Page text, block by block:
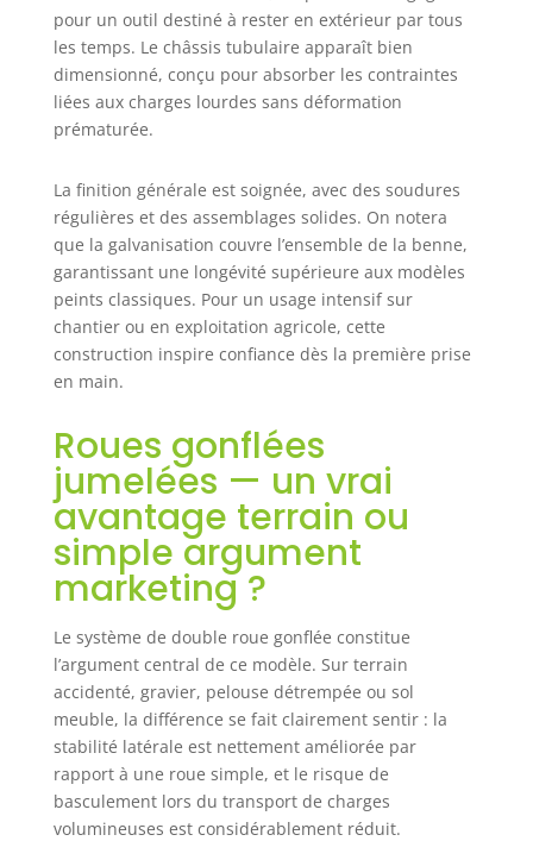
pour un outil destiné à rester en extérieur par tous
les temps. Le châssis tubulaire apparaît bien
dimensionné, conçu pour absorber les contraintes
liées aux charges lourdes sans déformation
prématurée.
La finition générale est soignée, avec des soudures
régulières et des assemblages solides. On notera
que la galvanisation couvre l’ensemble de la benne,
garantissant une longévité supérieure aux modèles
peints classiques. Pour un usage intensif sur
chantier ou en exploitation agricole, cette
construction inspire confiance dès la première prise
en main.
Roues gonflées
jumelées — un vrai
avantage terrain ou
simple argument
marketing ?
Le système de double roue gonflée constitue
l’argument central de ce modèle. Sur terrain
accidenté, gravier, pelouse détrempée ou sol
meuble, la différence se fait clairement sentir : la
stabilité latérale est nettement améliorée par
rapport à une roue simple, et le risque de
basculement lors du transport de charges
volumineuses est considérablement réduit.